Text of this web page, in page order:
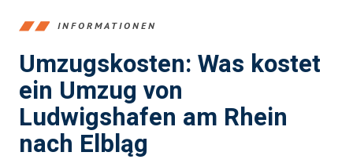
INFORMATIONEN
Umzugskosten: Was kostet
ein Umzug von
Ludwigshafen am Rhein
nach Elbląg